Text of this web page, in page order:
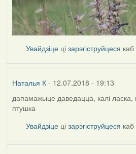
Увайдзіце цізарэгіструйцеся
Наталья К- 12.07.2018 - 19:13
дапамажыце даведацца, калi ласка,
птушка
Увайдзіце цізарэгіструйцеся